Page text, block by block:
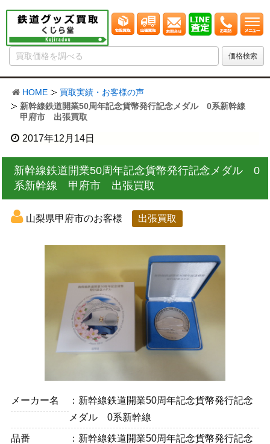
HOME
買取実績・お客様の声
新幹線鉄道開業50周年記念貨幣発行記念メダル 0系新幹線
甲府市 出張買取
2017年12月14日
新幹線鉄道開業50周年記念貨幣発行記念メダル 0
系新幹線 甲府市 出張買取
山梨県甲府市のお客様 出張買取
メーカー名
新幹線鉄道開業50周年記念貨幣発行記念
メダル 0系新幹線
品番
新幹線鉄道開業50周年記念貨幣発行記念